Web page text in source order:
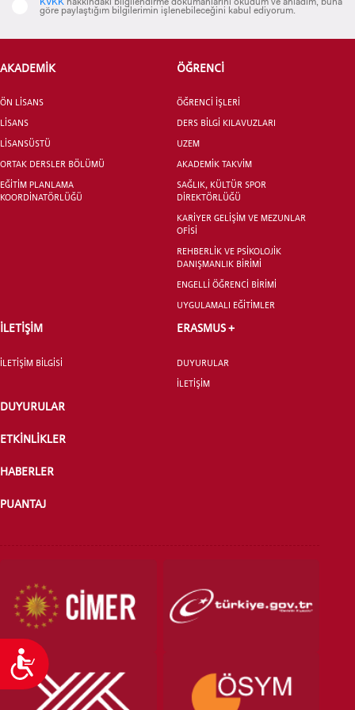
Ulaşılabilirlik
ADAY ÖĞRENCİ
INTERNATIONAL
STUDENT
LİSANSÜSTÜ EĞİTİM ENSTİTÜSÜ
ÖNLİSANS ve
göre paylaştığım bilgilerimin işlenebileceğini kabul ediyorum.
AKADEMİK
ÖN LİSANS
LİSANS
LİSANSÜSTÜ
ORTAK DERSLER BÖLÜMÜ
EĞİTİM PLANLAMA
KOORDİNATÖRLÜĞÜ
ÖĞRENCİ
ÖĞRENCİ İŞLERİ
DERS BİLGİ KILAVUZLARI
UZEM
AKADEMİK TAKVİM
SAĞLIK, KÜLTÜR SPOR
DİREKTÖRLÜĞÜ
KARİYER GELİŞİM VE MEZUNLAR
OFİSİ
REHBERLİK VE PSİKOLOJİK
DANIŞMANLIK BİRİMİ
ENGELLİ ÖĞRENCİ BİRİMİ
UYGULAMALI EĞİTİMLER
İLETİŞİM
İLETİŞİM BİLGİSİ
ERASMUS +
DUYURULAR
İLETİŞİM
DUYURULAR
ETKİNLİKLER
HABERLER
PUANTAJ